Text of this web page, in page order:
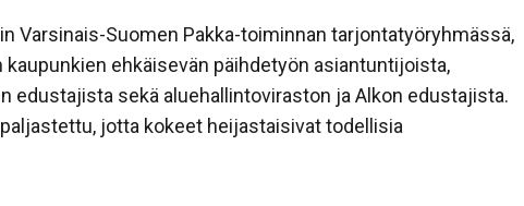
Varsinais-Suomen Pakka-toiminnan tarjontatyöryhmässä,
ehkäisevän päihdetyön asiantuntijoista,
edustajista sekä aluehallintoviraston ja Alkon edustajista.
jotta kokeet heijastaisivat todellisia